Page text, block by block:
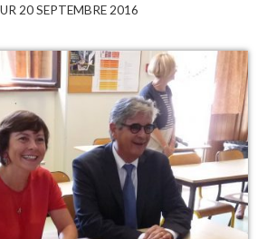
20 SEPTEMBRE 2016